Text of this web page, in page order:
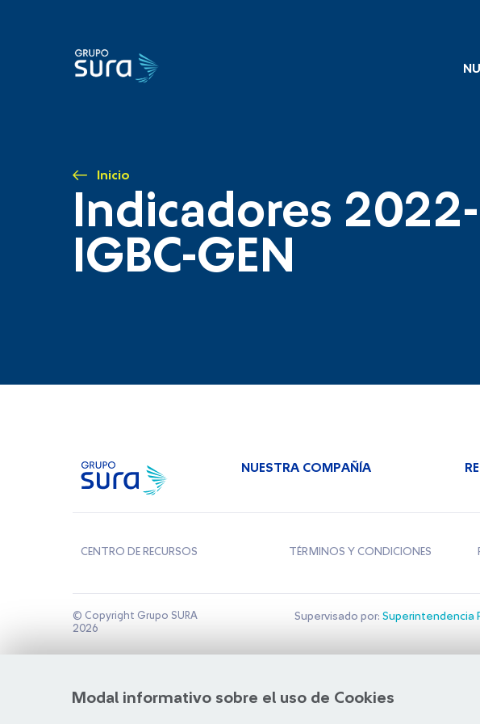
Inicio
Indicadores
IGBC-GEN
Modal informativo sobre el uso de Cookies
NUESTRA COMPAÑÍA
CENTRO DE RECURSOS TÉRMINOS Y CONDICIONES
© Copyright Grupo SURA
2026
Supervisado por: Superintendencia